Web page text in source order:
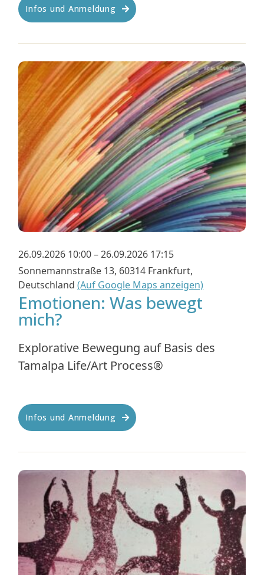
Infos und Anmeldung
26.09.2026 10:00 – 26.09.2026 17:15
Sonnemannstraße 13, 60314 Frankfurt,
Deutschland(Auf Google Maps anzeigen)
Emotionen: Was bewegt
mich?
Explorative Bewegung auf Basis des
Tamalpa Life/Art Process®
Infos und Anmeldung